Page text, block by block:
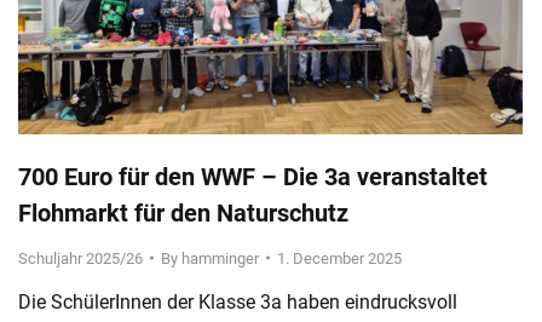
700 Euro für den WWF – Die 3a veranstaltet
Flohmarkt für den Naturschutz
Schuljahr 2025/26 By hamminger 1. December 2025
Die SchülerInnen der Klasse 3a haben eindrucksvoll